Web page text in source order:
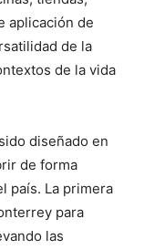
aplicación de
de la
de la vida
diseñado en
de forma
país. La primera
para
las